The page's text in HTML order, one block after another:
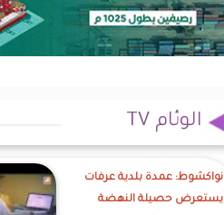
الوئام TV
نواكشوط: عمدة بلدية عرفات
يستعرض حصيلة النهضة